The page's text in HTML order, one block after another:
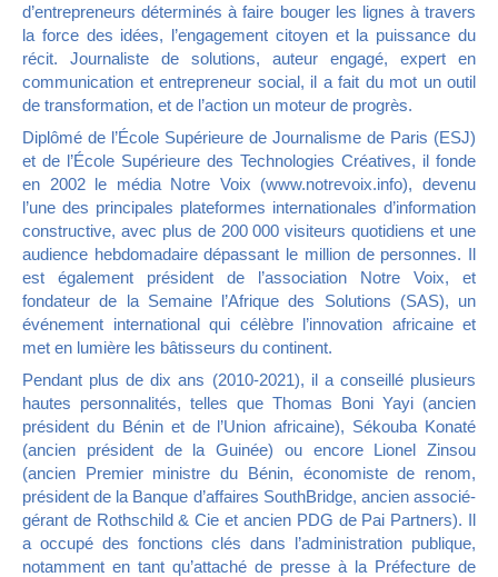
d’entrepreneurs déterminés à faire bouger les lignes à travers
la force des idées, l’engagement citoyen et la puissance du
récit. Journaliste de solutions, auteur engagé, expert en
communication et entrepreneur social, il a fait du mot un outil
de transformation, et de l’action un moteur de progrès.
Diplômé de l’École Supérieure de Journalisme de Paris (ESJ)
et de l’École Supérieure des Technologies Créatives, il fonde
en 2002 le média Notre Voix (www.notrevoix.info), devenu
l’une des principales plateformes internationales d’information
constructive, avec plus de 200 000 visiteurs quotidiens et une
audience hebdomadaire dépassant le million de personnes. Il
est également président de l’association Notre Voix, et
fondateur de la Semaine l’Afrique des Solutions (SAS), un
événement international qui célèbre l’innovation africaine et
met en lumière les bâtisseurs du continent.
Pendant plus de dix ans (2010-2021), il a conseillé plusieurs
hautes personnalités, telles que Thomas Boni Yayi (ancien
président du Bénin et de l’Union africaine), Sékouba Konaté
(ancien président de la Guinée) ou encore Lionel Zinsou
(ancien Premier ministre du Bénin, économiste de renom,
président de la Banque d’affaires SouthBridge, ancien associé-
gérant de Rothschild & Cie et ancien PDG de Pai Partners). Il
a occupé des fonctions clés dans l’administration publique,
notamment en tant qu’attaché de presse à la Préfecture de